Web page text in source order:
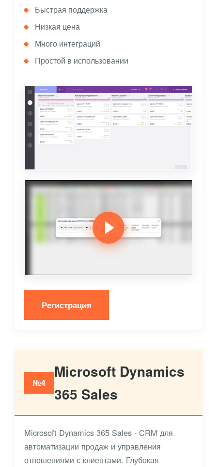
Быстрая поддержка
Низкая цена
Много интеграций
Простой в использовании
Регистрация
№4
Microsoft Dynamics
365 Sales
Microsoft Dynamics 365 Sales - CRM для
автоматизации продаж и управления
отношениями с клиентами. Глубокая